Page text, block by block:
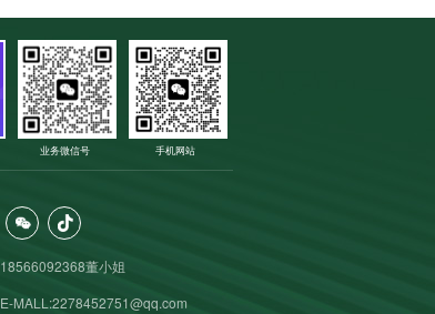
业务微信号 手机网站
18566092368董小姐
E-MALL:2278452751@qq.com